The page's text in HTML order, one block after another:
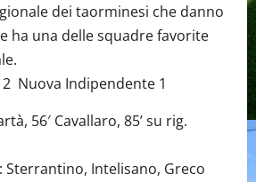
dei taorminesi che danno
ha una delle squadre favorite
Nuova Indipendente 1
56′ Cavallaro, 85’ su rig.
Sterrantino, Intelisano, Greco